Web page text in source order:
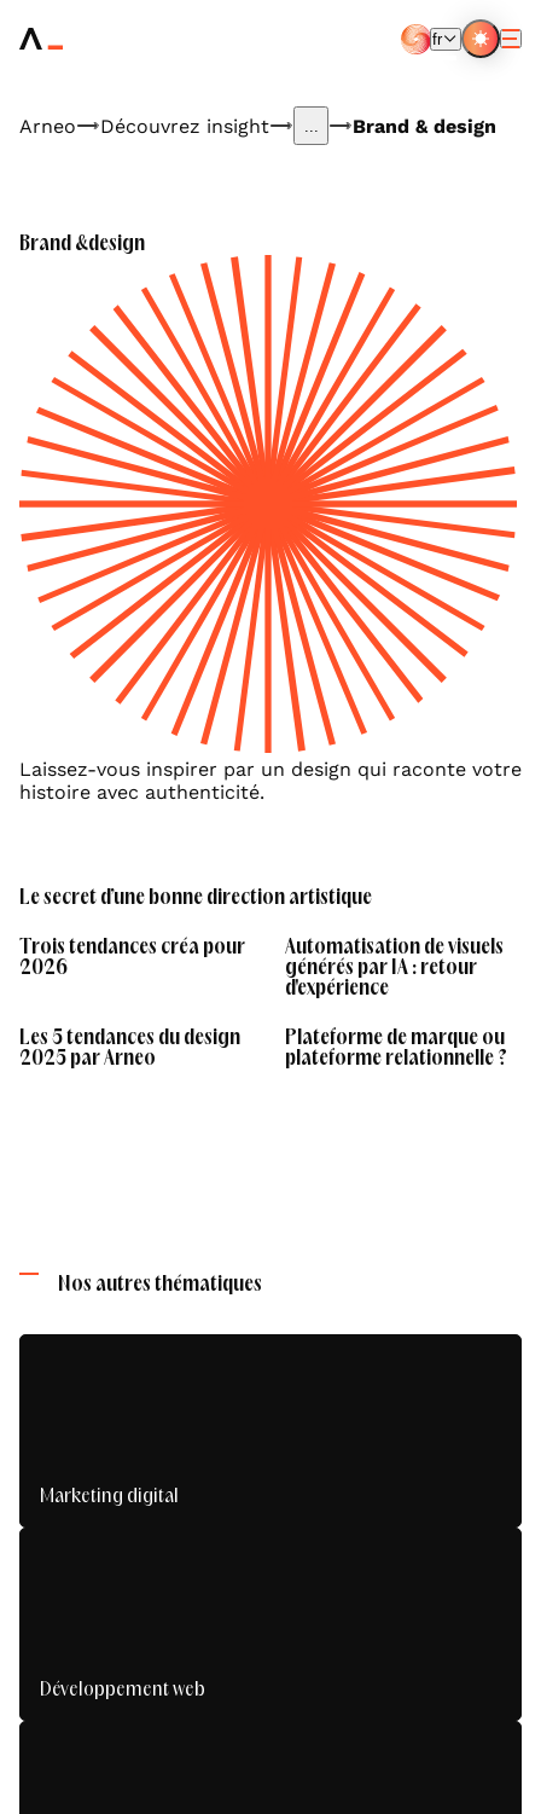
au
fr
Arneo Découvrez insight Brand & design
Brand &design
Laissez-vous inspirer par un design qui raconte votre
histoire avec authenticité.
Le secret d’une bonne direction artistique
Trois tendances créa pour
2026
Automatisation de visuels
générés par IA : retour
d'expérience
Les 5 tendances du design
2025 par Arneo
Plateforme de marque ou
plateforme relationnelle ?
Nos autres thématiques
Marketing digital
Développement web